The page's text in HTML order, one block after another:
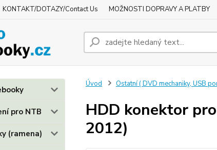
KONTAKT/DOTAZY/Contact Us MOŽNOSTI DOPRAVY A PLATBY
pro NTB
(ramena)
Úvod Ostatní ( DVD mechaniky, USB
HDD konektor
2012)